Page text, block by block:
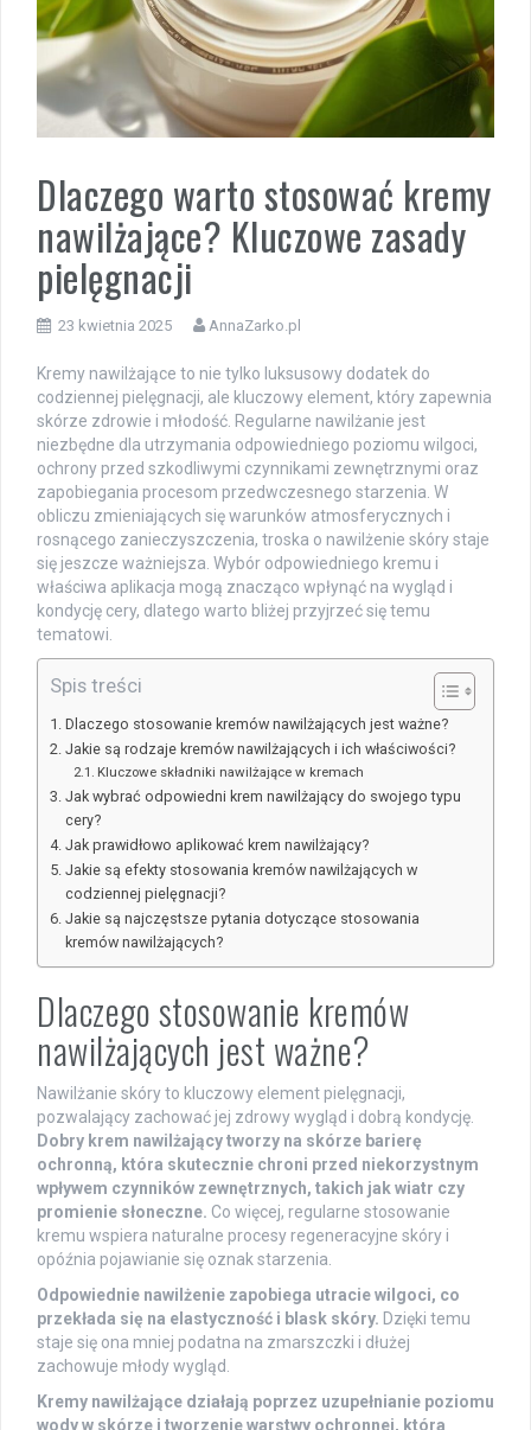
Dlaczego warto stosować kremy
nawilżające? Kluczowe zasady
pielęgnacji
23 kwietnia 2025 AnnaZarko.pl
Kremy nawilżające to nie tylko luksusowy dodatek do
codziennej pielęgnacji, ale kluczowy element, który zapewnia
skórze zdrowie i młodość. Regularne nawilżanie jest
niezbędne dla utrzymania odpowiedniego poziomu wilgoci,
ochrony przed szkodliwymi czynnikami zewnętrznymi oraz
zapobiegania procesom przedwczesnego starzenia. W
obliczu zmieniających się warunków atmosferycznych i
rosnącego zanieczyszczenia, troska o nawilżenie skóry staje
się jeszcze ważniejsza. Wybór odpowiedniego kremu i
właściwa aplikacja mogą znacząco wpłynąć na wygląd i
kondycję cery, dlatego warto bliżej przyjrzeć się temu
tematowi.
Spis treści
Dlaczego stosowanie kremów nawilżających jest ważne?
Jakie są rodzaje kremów nawilżających i ich właściwości?
Kluczowe składniki nawilżające w kremach
Jak wybrać odpowiedni krem nawilżający do swojego typu
cery?
Jak prawidłowo aplikować krem nawilżający?
Jakie są efekty stosowania kremów nawilżających w
codziennej pielęgnacji?
Jakie są najczęstsze pytania dotyczące stosowania
kremów nawilżających?
Dlaczego stosowanie kremów
nawilżających jest ważne?
Nawilżanie skóry to kluczowy element pielęgnacji,
pozwalający zachować jej zdrowy wygląd i dobrą kondycję.
Dobry krem nawilżający tworzy na skórze barierę
ochronną, która skutecznie chroni przed niekorzystnym
wpływem czynników zewnętrznych, takich jak wiatr czy
promienie słoneczne. Co więcej, regularne stosowanie
kremu wspiera naturalne procesy regeneracyjne skóry i
opóźnia pojawianie się oznak starzenia.
Odpowiednie nawilżenie zapobiega utracie wilgoci, co
przekłada się na elastyczność i blask skóry. Dzięki temu
staje się ona mniej podatna na zmarszczki i dłużej
zachowuje młody wygląd.
Kremy nawilżające działają poprzez uzupełnianie poziomu
wody w skórze i tworzenie warstwy ochronnej, która